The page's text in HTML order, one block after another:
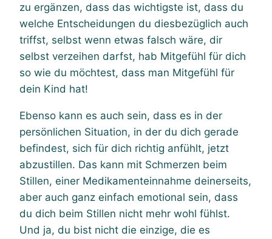
zu ergänzen, dass das wichtigste ist, dass du
welche Entscheidungen du diesbezüglich auch
triffst, selbst wenn etwas falsch wäre, dir
selbst verzeihen darfst, hab Mitgefühl für dich
so wie du möchtest, dass man Mitgefühl für
dein Kind hat!
Ebenso kann es auch sein, dass es in der
persönlichen Situation, in der du dich gerade
befindest, sich für dich richtig anfühlt, jetzt
abzustillen. Das kann mit Schmerzen beim
Stillen, einer Medikamenteinnahme deinerseits,
aber auch ganz einfach emotional sein, dass
du dich beim Stillen nicht mehr wohl fühlst.
Und ja, du bist nicht die einzige, die es